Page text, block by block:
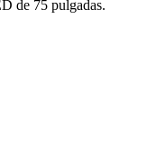
de 75 pulgadas.